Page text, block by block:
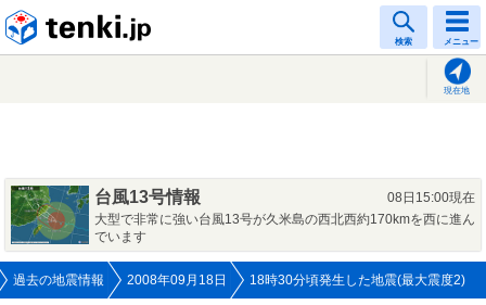
検索 メニュー
現在地
台風13号情報
08日15:00現在
大型で非常に強い台風13号が久米島の西北西約170kmを西に進ん
でいます
過去の地震情報 2008年09月18日 18時30分頃発生した地震(最大震度2)